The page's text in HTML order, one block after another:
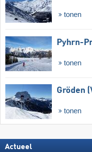
tonen
Pyhrn-
tonen
Gröden
tonen
Actueel